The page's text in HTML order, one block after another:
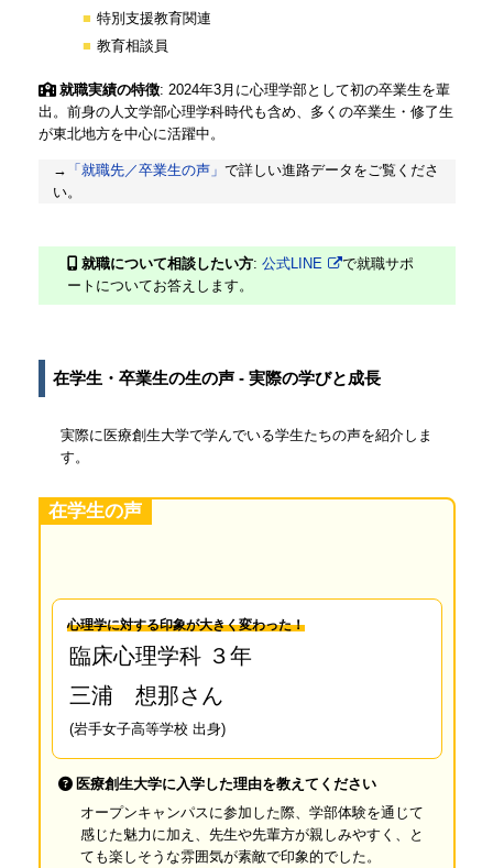
特別支援教育関連
教育相談員
就職実績の特徴: 2024年3月に心理学部として初の卒業生を輩
出。前身の人文学部心理学科時代も含め、多くの卒業生・修了生
が東北地方を中心に活躍中。
→ 「就職先／卒業生の声」 で詳しい進路データをご覧くださ
い。
就職について相談したい方: 公式LINE
で就職サポ
ートについてお答えします。
在学生・卒業生の生の声 - 実際の学びと成長
実際に医療創生大学で学んでいる学生たちの声を紹介しま
す。
在学生の声
心理学に対する印象が大きく変わった！
臨床心理学科 ３年
三浦 想那さん
(岩手女子高等学校 出身)
医療創生大学に入学した理由を教えてください
オープンキャンパスに参加した際、学部体験を通じて
感じた魅力に加え、先生や先輩方が親しみやすく、と
ても楽しそうな雰囲気が素敵で印象的でした。